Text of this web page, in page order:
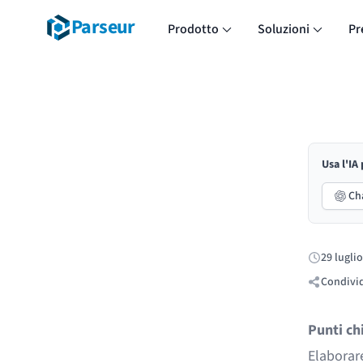
Parseur Prodotto Soluzioni
Usa
Pubblicato:
29
Punti